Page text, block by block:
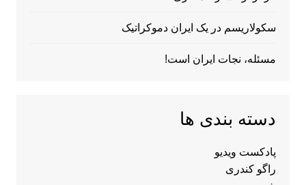
سکولاریسم در یک ایران دموکراتیک
مسئله، نجات ایران است!
دسته بندی ها
پادکست ویدیو
راگو کندری